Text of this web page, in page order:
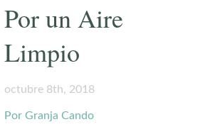
Por un Aire
Limpio
octubre 8th, 2018
Por Granja Cando